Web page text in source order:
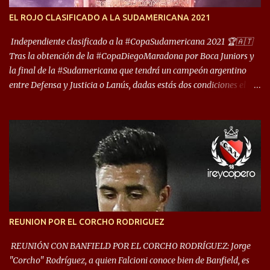
deporte”, afirmó Facundo Moyano. “Creo que Avellaneda...
EL ROJO CLASIFICADO A LA SUDAMERICANA 2021
Independiente clasificado a la #CopaSudamericana 2021 🏆🇦🇹
Tras la obtención de la #CopaDiegoMaradona por Boca Juniors y
la final de la #Sudamericana que tendrá un campeón argentino
entre Defensa y Justicia o Lanús, dadas estás dos condiciones el
que iniciará en fase de grupos con 6 partidos, de los cuales sólo los
primeros de cada grupo jugarán los 8vos. con los 3ros. mejores de
las fases de grupos de la #CopaLibertadores 2021. ¡Este año hay
noche de Copas Rey! ⚽🇦🇹👑🏆.
REUNION POR EL CORCHO RODRIGUEZ
REUNIÓN CON BANFIELD POR EL CORCHO RODRÍGUEZ: Jorge
"Corcho" Rodríguez, a quien Falcioni conoce bien de Banfield, es